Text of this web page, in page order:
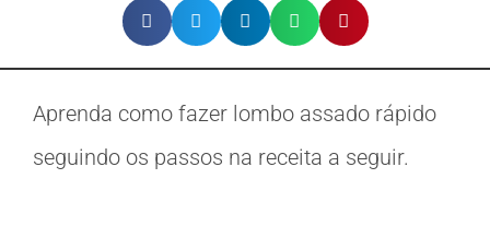
Aprenda como fazer lombo assado rápido
seguindo os passos na receita a seguir.